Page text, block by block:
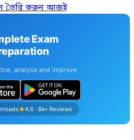
তৈরি করুন আজই
Exam
analyse and improve
4.6 · 8k+ Reviews